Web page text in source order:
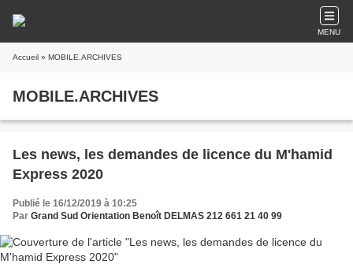
MENU
Accueil » MOBILE.ARCHIVES
MOBILE.ARCHIVES
Les news, les demandes de licence du M'hamid
Express 2020
Publié le 16/12/2019 à 10:25
Par Grand Sud Orientation Benoît DELMAS 212 661 21 40 99